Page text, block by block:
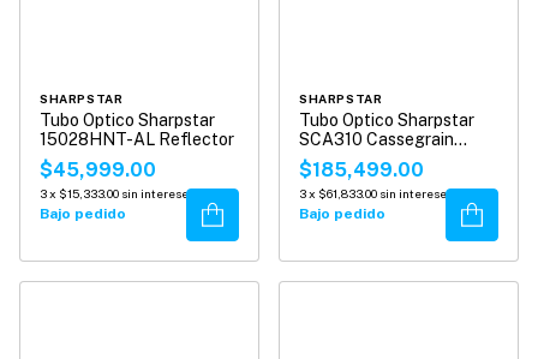
SHARPSTAR
Tubo Optico Sharpstar
15028HNT-AL Reflector
$45,999.00
3x $15,333.00 sin intereses
Bajo pedido Comprar
SHARPSTAR
Tubo Optico Sharpstar
SCA310 Cassegrain
Reflector
$185,499.00
3x $61,833.00 sin intereses
Bajo pedido Comprar